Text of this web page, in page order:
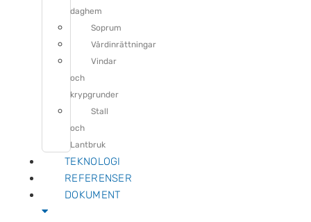
daghem
Soprum
Vårdinrättningar
Vindar
och
krypgrunder
Stall
och
Lantbruk
TEKNOLOGI
REFERENSER
DOKUMENT